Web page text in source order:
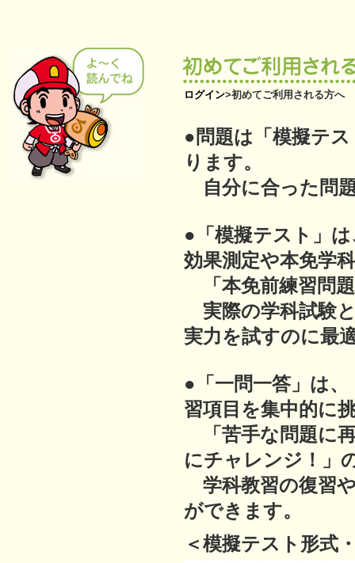
ログイン>初めてご利用される方へ
●問題は「模擬テ
ります。
自分に合った問
●「模擬テスト」
効果測定や本免学
「本免前練習問
実際の学科試験
実力を試すのに最
●「一問一答」は
習項目を集中的に
「苦手な問題に
にチャレンジ！」
学科教習の復習
ができます。
＜模擬テスト形式